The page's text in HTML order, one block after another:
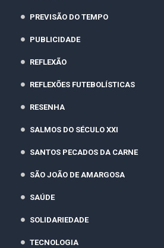
PREVISÃO DO TEMPO
PUBLICIDADE
REFLEXÃO
REFLEXÕES FUTEBOLÍSTICAS
RESENHA
SALMOS DO SÉCULO XXI
SANTOS PECADOS DA CARNE
SÃO JOÃO DE AMARGOSA
SAÚDE
SOLIDARIEDADE
TECNOLOGIA